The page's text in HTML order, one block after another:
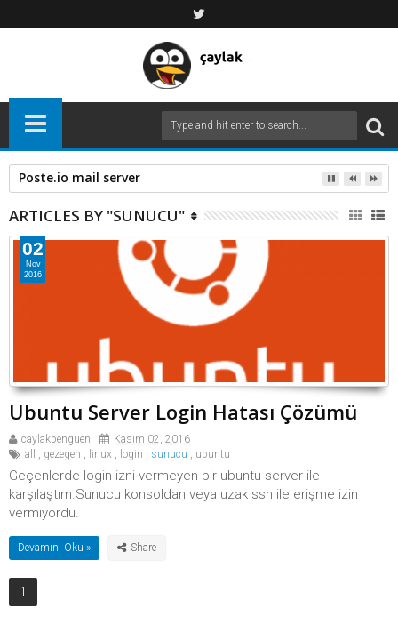
Poste.io mail server
ARTICLES BY "SUNUCU"
Ubuntu Server Login Hatası Çözümü
caylakpenguen
Kasım 02, 2016
all
, gezegen , linux , login , sunucu , ubuntu
Geçenlerde login izni vermeyen bir ubuntu server ile
karşılaştım.Sunucu konsoldan veya uzak ssh ile erişme izin
vermiyordu.
Devamını Oku »
02
Nov
2016
1